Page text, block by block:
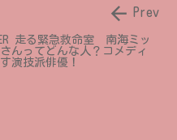
走る緊急救命室 南海ミッ
んってどんな人？コメディ
演技派俳優！
 Prev